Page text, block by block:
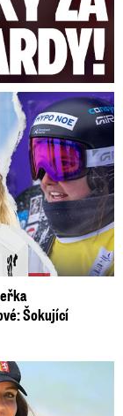
Šokující
sporťáky!